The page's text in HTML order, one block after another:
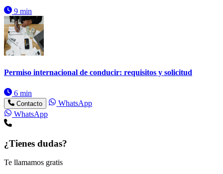
9 min
Permiso internacional de conducir: requisitos y solicitud
6 min
Contacto
WhatsApp
WhatsApp
¿Tienes dudas?
Te llamamos gratis